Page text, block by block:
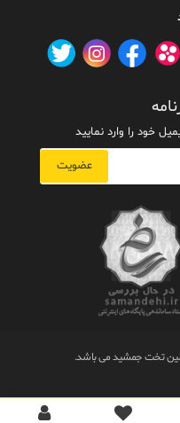
خود را وارد نمایید
عضویت
تخت جمشید می باشد.